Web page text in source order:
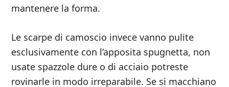
mantenere la forma.
Le scarpe di camoscio invece vanno pulite
esclusivamente con l’apposita spugnetta, non
usate spazzole dure o di acciaio potreste
rovinarle in modo irreparabile. Se si macchiano